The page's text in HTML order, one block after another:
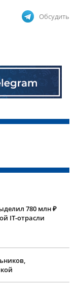
Обсудить
780 млн ₽
IT-отрасли